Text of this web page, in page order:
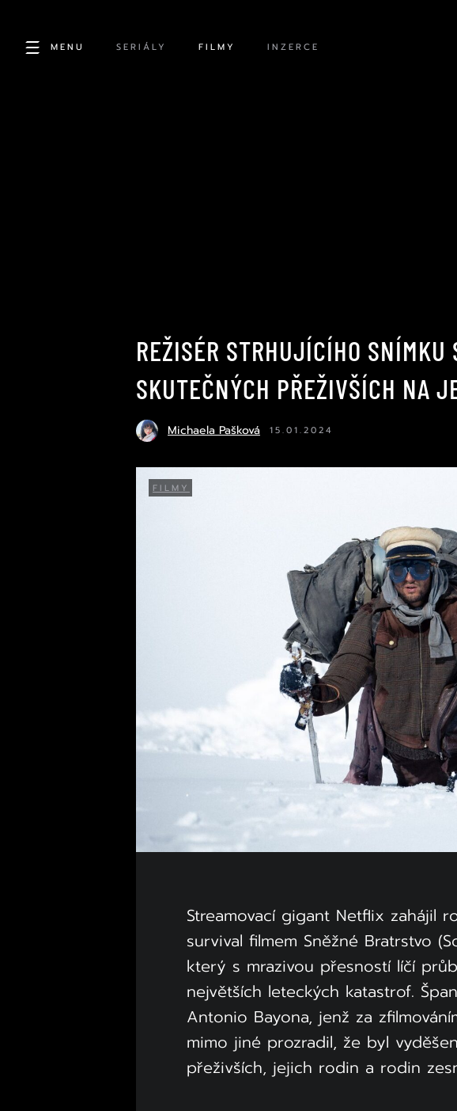
MENU SERIÁLY FILMY INZERCE
REŽISÉR STRHUJÍCÍHO SNÍMKU
SKUTEČNÝCH PŘEŽIVŠÍCH NA
Michaela Pašková 15.01.2024
FILMY
Streamovací gigant Netflix zahájil
survival filmem Sněžné Bratrstvo
který s mrazivou přesností líčí
největších leteckých katastrof.
Antonio Bayona, jenž za
mimo jiné prozradil, že byl
přeživších, jejich rodin a rodin